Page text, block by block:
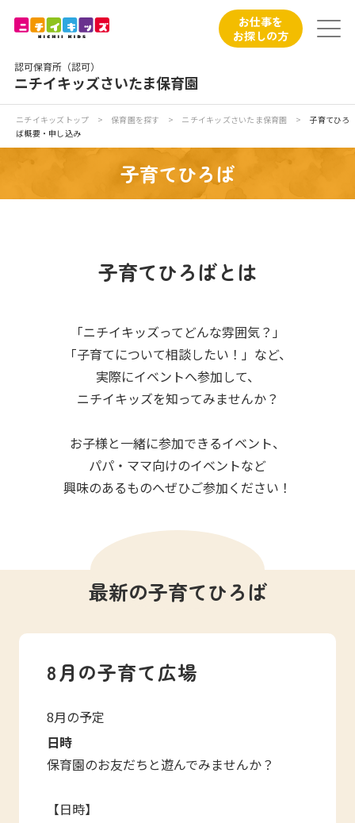
認可保育所（認可）
ニチイキッズさいたま保育園
お仕事を
お探しの方
ニチイが大切にしていること
写真販売サービス
お仕事をお探しの方
よくあるご質問
保育園に関するお問い合わせ
プライバシーポリシー サイトのご利用について
サイトマップ ニチイ学館オフィシャルサイト
ニチイキッズトップ > 保育園を探す > ニチイキッズさいたま保育園 >
子育てひろ
ば概要・申し込み
子育てひろば
子育てひろばとは
「ニチイキッズってどんな雰囲気？」
「子育てについて相談したい！」など、
実際にイベントへ参加して、
ニチイキッズを知ってみませんか？
お子様と一緒に参加できるイベント、
パパ・ママ向けのイベントなど
興味のあるものへぜひご参加ください！
最新の子育てひろば
8月の子育て広場
8月の予定
日時
保育園のお友だちと遊んでみませんか？
【日時】